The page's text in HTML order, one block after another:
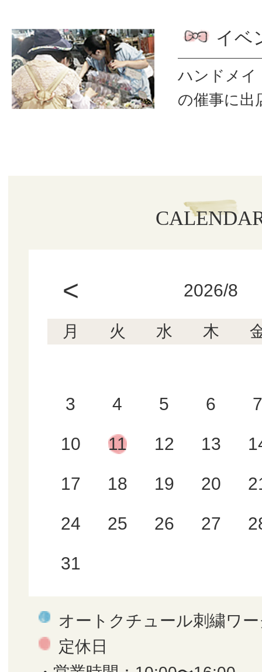
イベ
ハンドメイ
の催事に出
< 2026/8
月 火 水 木
3 4 5 6 7
10 11 12 13
17 18 19 20
24 25 26 27
31
オートクチュール刺繍ワ
定休日